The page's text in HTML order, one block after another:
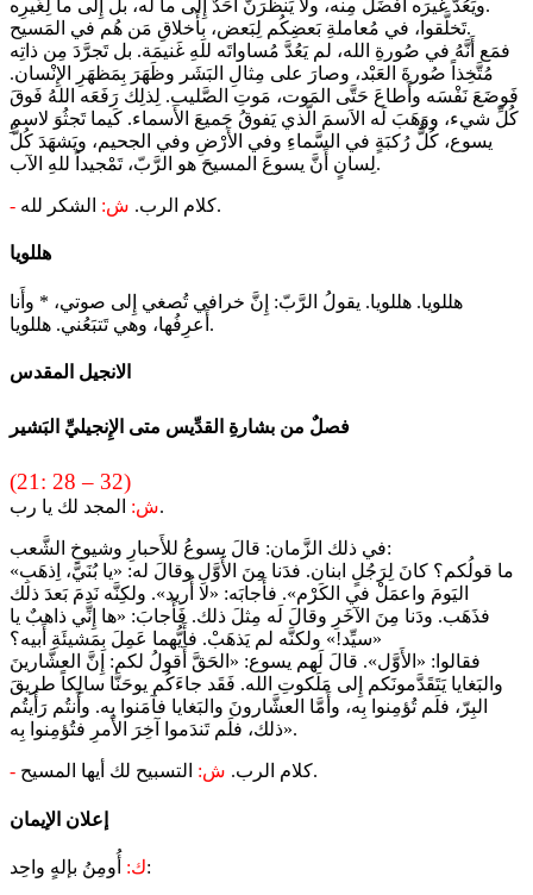
ويَعُدَّ غَيرَه أَفضَلَ مِنه، ولا يَنظُرَنَّ أَحَدٌ إِلى ما لَه، بل إِلى ما لِغَيرِه.
تَخلَّقوا، في مُعاملةِ بَعضِكُم لِبَعض، بِأَخلاقِ مَن هُم في المَسيح.
فمَع أَنَّهُ في صُورةِ الله، لم يَعُدَّ مُساواتَه للهِ غَنيمَة. بل تَجرَّدَ مِن ذاتِه
مُتَّخِذاً صُورةَ العَبْد، وصارَ على مِثالِ البَشَر وظَهَرَ بِمَظهَرِ الإِنْسان.
فَوضَعَ نَفْسَه وأَطاعَ حَتَّى المَوت، مَوتِ الصَّليب. لِذلِك رَفَعَه اللهُ فَوقَ
كُلِّ شيء، ووَهَبَ لَه الاَسمَ الَّذي يَفوقُ جَميعَ الأَسماء. كَيما تَجثُوَ لاسمِ
يسوع، كُلُّ رُكبَةٍ في السَّماءِ وفي الأَرْضِ وفي الجحيم، ويَشهَدَ كُلُّ
لِسانٍ أَنَّ يسوعَ المسيحَ هو الرَّبّ، تَمْجيداً للهِ الآب.
- كلام الرب. ش: الشكر لله.
هللويا
هللويا. هللويا. يقولُ الرَّبّ: إِنَّ خرافي تُصغي إِلى صوتي، * وأَنا
أَعرِفُها، وهي تَتبَعُني. هللويا.
الانجيل المقدس
فصلٌ من بشارةِ القدِّيس متى الإِنجيليِّ البَشير
(21: 28 – 32)
ش:المجد لك يا رب.
في ذلك الزَّمان: قالَ يسوعُ للأَحبارِ وشيوخِ الشَّعب:
«ما قولُكم؟ كانَ لِرَجُلٍ ابنان. فدَنا مِنَ الأَوَّلِ وقالَ له: «يا بُنَيَّ، اِذهَبِ
اليَومَ واعمَلْ في الكَرْم». فأَجابَه: «لا أُريد». ولكِنَّه نَدِمَ بَعدَ ذلك
فذَهَب. ودَنا مِنَ الآخَرِ وقالَ لَه مِثلَ ذلك. فَأَجابَ: «ها إِنِّي ذاهبٌ يا
سيِّد!» ولكنَّه لم يَذهَبْ. فأَيُّهما عَمِلَ بِمَشيئَةِ أَبيه؟»
فقالوا: «الأَوَّل». قالَ لَهم يسوع: «الحَقَّ أَقولُ لكم: إِنَّ العشَّارينَ
والبَغايا يَتَقَدَّمونَكم إِلى مَلَكوتِ الله. فَقَد جاءَكُم يوحَنَّا سالِكاً طريقَ
البِرّ، فلَم تُؤمِنوا بِه، وأَمَّا العشَّارونَ والبَغايا فآمَنوا بِه. وأَنتُم رَأَيتُم
ذلك، فلَم تَندَموا آخِرَ الأَمرِ فتُؤمِنوا بِه».
- كلام الرب. ش: التسبيح لك أيها المسيح.
إعلان الإيمان
ك:أُومِنُ بإلهٍ واحِد: